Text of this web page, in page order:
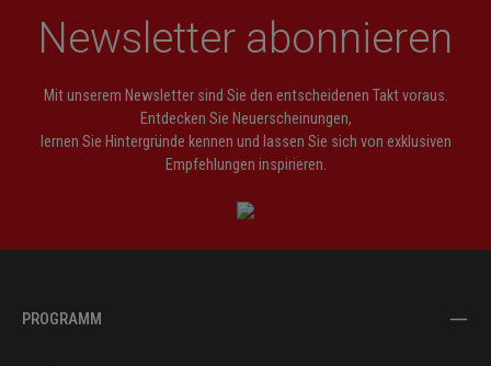
Newsletter abonnieren
Mit unserem Newsletter sind Sie den entscheidenen Takt voraus.
Entdecken Sie Neuerscheinungen,
lernen Sie Hintergründe kennen und lassen Sie sich von exklusiven
Empfehlungen inspirieren.
PROGRAMM